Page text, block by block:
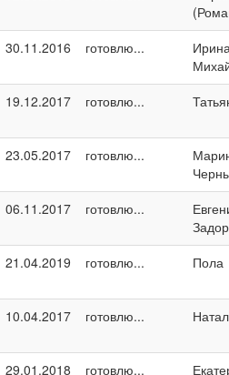
30.11.2016 готовлю...
19.12.2017 готовлю...
23.05.2017 готовлю...
06.11.2017 готовлю...
21.04.2019 готовлю... Пола
10.04.2017 готовлю...
29.01.2018 готовлю...